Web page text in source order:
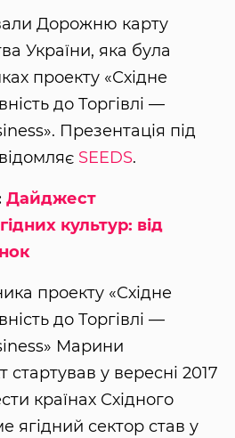
Дорожню карту
України, яка була
проекту «Східне
до Торгівлі —
Презентація під
SEEDS.
Дайджест
культур: від
проекту «Східне
до Торгівлі —
Марини
у вересні 2017
країнах Східного
ягідний сектор став у